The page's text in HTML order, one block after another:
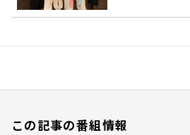
この記事の番組情報